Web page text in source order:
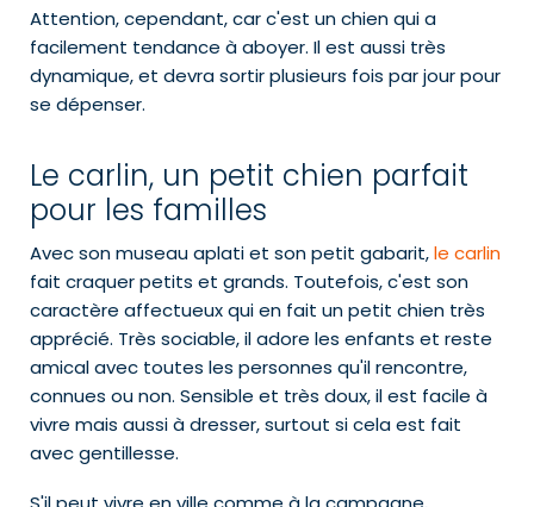
Attention, cependant, car c'est un chien qui a
facilement tendance à aboyer. Il est aussi très
dynamique, et devra sortir plusieurs fois par jour pour
se dépenser.
Le carlin, un petit chien parfait
pour les familles
Avec son museau aplati et son petit gabarit,le carlin
fait craquer petits et grands. Toutefois, c'est son
caractère affectueux qui en fait un petit chien très
apprécié. Très sociable, il adore les enfants et reste
amical avec toutes les personnes qu'il rencontre,
connues ou non. Sensible et très doux, il est facile à
vivre mais aussi à dresser, surtout si cela est fait
avec gentillesse.